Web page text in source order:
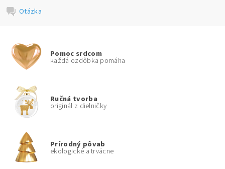
Otázka
Pomoc srdcom
každá ozdôbka pomáha
Ručná tvorba
originál z dielničky
Prírodný pôvab
ekologické a trvácne